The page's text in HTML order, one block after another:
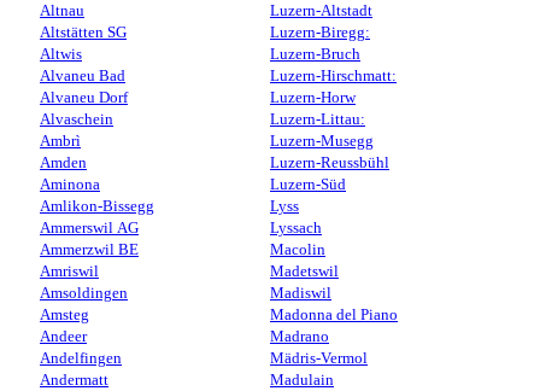
Altnau
Altstätten SG
Altwis
Alvaneu Bad
Alvaneu Dorf
Alvaschein
Ambrì
Amden
Aminona
Amlikon-Bissegg
Ammerswil AG
Ammerzwil BE
Amriswil
Amsoldingen
Amsteg
Andeer
Andelfingen
Andermatt
Luzern-Altstadt
Luzern-Biregg:
Luzern-Bruch
Luzern-Hirschmatt:
Luzern-Horw
Luzern-Littau:
Luzern-Musegg
Luzern-Reussbühl
Luzern-Süd
Lyss
Lyssach
Macolin
Madetswil
Madiswil
Madonna del Piano
Madrano
Mädris-Vermol
Madulain